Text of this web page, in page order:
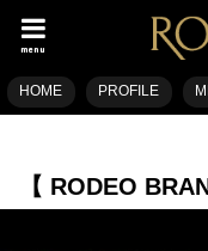
menu
HOME PROFILE
【 RODEO